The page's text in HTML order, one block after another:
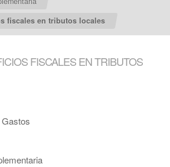
fiscales en tributos locales
FISCALES EN TRIBUTOS